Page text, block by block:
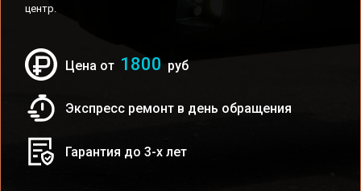
центр.
Цена от 1800 руб
Экспресс ремонт в день обращения
Гарантия до 3-х лет